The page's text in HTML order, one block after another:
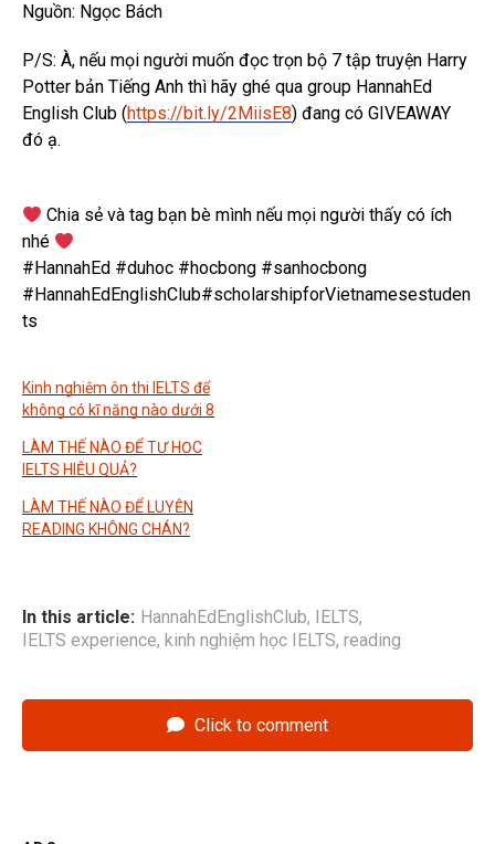
Nguồn: Ngọc Bách
P/S: À, nếu mọi người muốn đọc trọn bộ 7 tập truyện Harry
Potter bản Tiếng Anh thì hãy ghé qua group HannahEd
English Club (https://bit.ly/2MiisE8) đang có GIVEAWAY
đó ạ.
Chia sẻ và tag bạn bè mình nếu mọi người thấy có ích
nhé
#HannahEd #duhoc #hocbong #sanhocbong
#HannahEdEnglishClub#scholarshipforVietnamesestuden
ts
Kinh nghiệm ôn thi IELTS để
không có kĩ năng nào dưới 8
LÀM THẾ NÀO ĐỂ TỰ HỌC
IELTS HIỆU QUẢ?
LÀM THẾ NÀO ĐỂ LUYỆN
READING KHÔNG CHÁN?
In this article: HannahEdEnglishClub, IELTS,
IELTS experience, kinh nghiệm học IELTS, reading
Click to comment